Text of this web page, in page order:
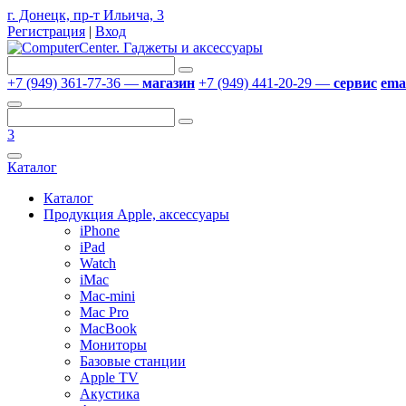
г. Донецк, пр-т Ильича, 3
Регистрация | Вход
+7 (949) 361-77-36 — магазин +7 (949) 441-20-29 — сервис
3
Каталог
Каталог
Продукция Apple, аксессуары
iPhone
iPad
Watch
iMac
Mac-mini
Mac Pro
MacBook
Мониторы
Базовые станции
Apple TV
Акустика